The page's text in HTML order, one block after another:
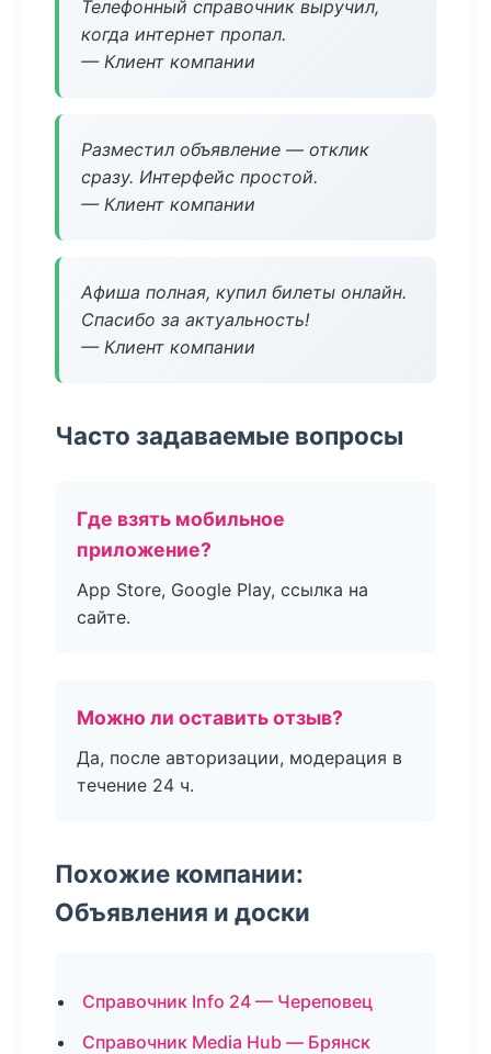
Телефонный справочник выручил,
когда интернет пропал.
— Клиент компании
Разместил объявление — отклик
сразу. Интерфейс простой.
— Клиент компании
Афиша полная, купил билеты онлайн.
Спасибо за актуальность!
— Клиент компании
Часто задаваемые вопросы
Где взять мобильное
приложение?
App Store, Google Play, ссылка на
сайте.
Можно ли оставить отзыв?
Да, после авторизации, модерация в
течение 24 ч.
Похожие компании:
Объявления и доски
Справочник Info 24 — Череповец
Справочник Media Hub — Брянск